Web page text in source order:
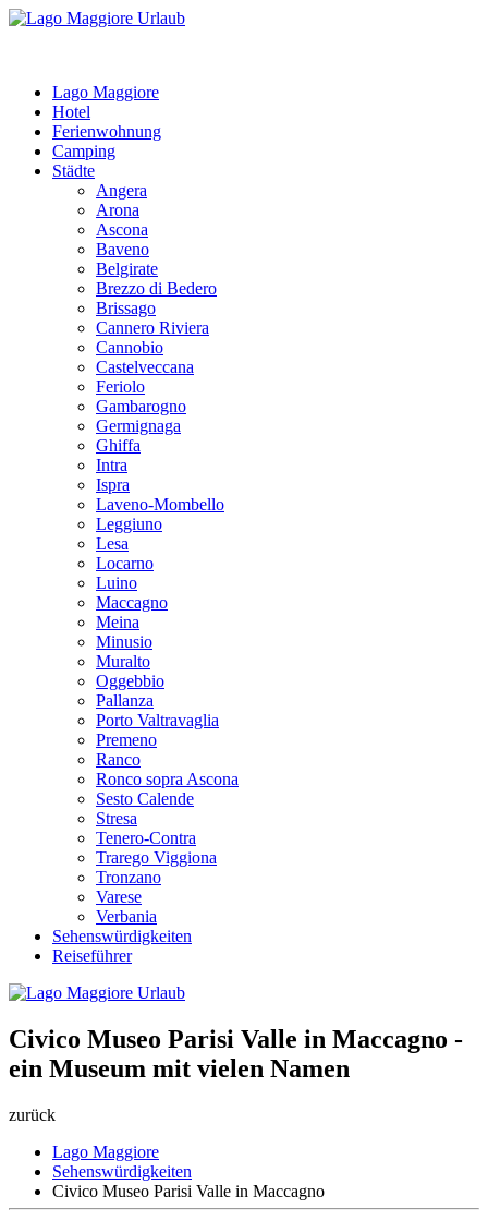
Lago Maggiore
Hotel
Ferienwohnung
Camping
Städte
Angera
Arona
Ascona
Baveno
Belgirate
Brezzo di Bedero
Brissago
Cannero Riviera
Cannobio
Castelveccana
Feriolo
Gambarogno
Germignaga
Ghiffa
Intra
Ispra
Laveno-Mombello
Leggiuno
Lesa
Locarno
Luino
Maccagno
Meina
Minusio
Muralto
Oggebbio
Pallanza
Porto Valtravaglia
Premeno
Ranco
Ronco sopra Ascona
Sesto Calende
Stresa
Tenero-Contra
Trarego Viggiona
Tronzano
Varese
Verbania
Sehenswürdigkeiten
Reiseführer
Civico Museo Parisi Valle in Maccagno -
ein Museum mit vielen Namen
zurück
Lago Maggiore
Sehenswürdigkeiten
Civico Museo Parisi Valle in Maccagno